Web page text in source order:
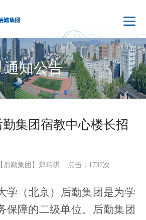
通知公告
集团宿教中心楼长招
勤集团】郑玮琪 点击： 1732次
学（北京）后勤集团是为学
保障的二级单位。后勤集团